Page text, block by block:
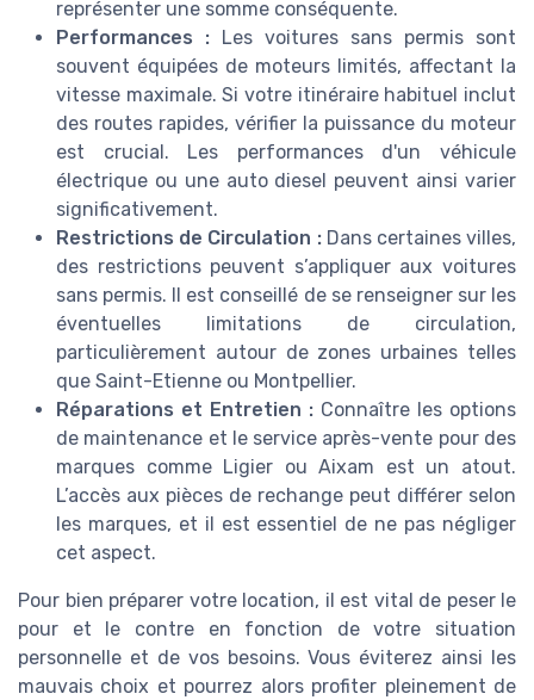
représenter une somme conséquente.
Performances : Les voitures sans permis sont
souvent équipées de moteurs limités, affectant la
vitesse maximale. Si votre itinéraire habituel inclut
des routes rapides, vérifier la puissance du moteur
est crucial. Les performances d'un véhicule
électrique ou une auto diesel peuvent ainsi varier
significativement.
Restrictions de Circulation :Dans certaines villes,
des restrictions peuvent s’appliquer aux voitures
sans permis. Il est conseillé de se renseigner sur les
éventuelles limitations de circulation,
particulièrement autour de zones urbaines telles
que Saint-Etienne ou Montpellier.
Réparations et Entretien : Connaître les options
de maintenance et le service après-vente pour des
marques comme Ligier ou Aixam est un atout.
L’accès aux pièces de rechange peut différer selon
les marques, et il est essentiel de ne pas négliger
cet aspect.
Pour bien préparer votre location, il est vital de peser le
pour et le contre en fonction de votre situation
personnelle et de vos besoins. Vous éviterez ainsi les
mauvais choix et pourrez alors profiter pleinement de